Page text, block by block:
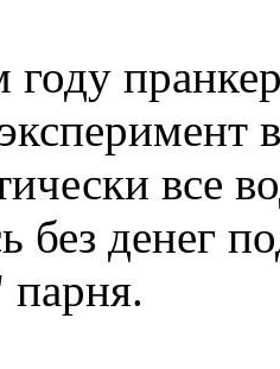
все
без денег
парня.